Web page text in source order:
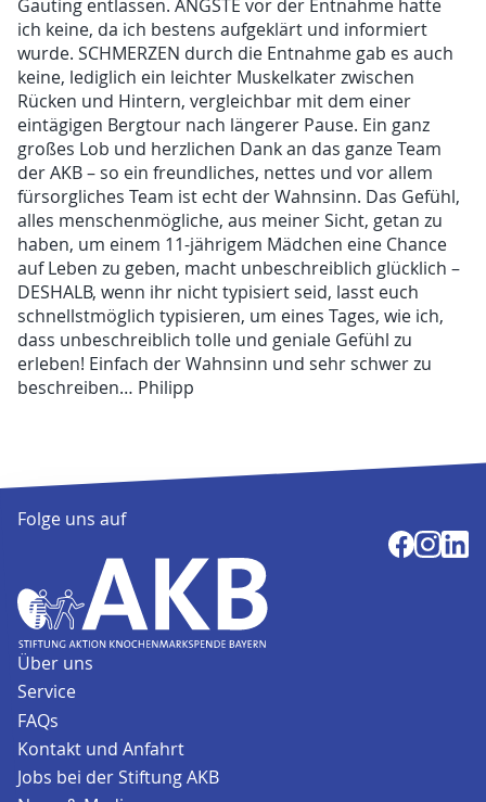
Gauting entlassen. ÄNGSTE vor der Entnahme hatte
ich keine, da ich bestens aufgeklärt und informiert
wurde. SCHMERZEN durch die Entnahme gab es auch
keine, lediglich ein leichter Muskelkater zwischen
Rücken und Hintern, vergleichbar mit dem einer
eintägigen Bergtour nach längerer Pause. Ein ganz
großes Lob und herzlichen Dank an das ganze Team
der AKB – so ein freundliches, nettes und vor allem
fürsorgliches Team ist echt der Wahnsinn. Das Gefühl,
alles menschenmögliche, aus meiner Sicht, getan zu
haben, um einem 11-jährigem Mädchen eine Chance
auf Leben zu geben, macht unbeschreiblich glücklich –
DESHALB, wenn ihr nicht typisiert seid, lasst euch
schnellstmöglich typisieren, um eines Tages, wie ich,
dass unbeschreiblich tolle und geniale Gefühl zu
erleben! Einfach der Wahnsinn und sehr schwer zu
beschreiben… Philipp
Folge uns auf
Über uns
Service
FAQs
Kontakt und Anfahrt
Jobs bei der Stiftung AKB